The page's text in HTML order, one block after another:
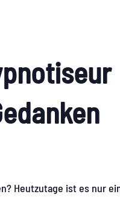
Heutzutage ist es nur